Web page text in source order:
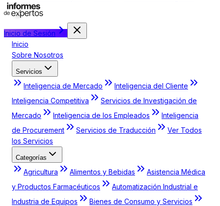
Inicio de Sesión
Inicio
Sobre Nosotros
Servicios
Inteligencia de Mercado
Inteligencia del Cliente
Inteligencia Competitiva
Servicios de Investigación de
Mercado
Inteligencia de los Empleados
Inteligencia
de Procurement
Servicios de Traducción
Ver Todos
los Servicios
Categorías
Agricultura Alimentos y Bebidas
Asistencia Médica
y Productos Farmacéuticos
Automatización Industrial e
Industria de Equipos
Bienes de Consumo y Servicios